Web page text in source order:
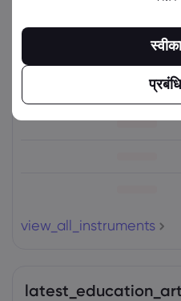
संबंधित उपकरण
संपत्ति बेचें
view_all_instruments